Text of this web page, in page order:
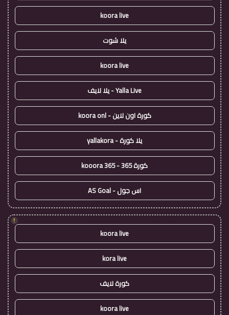
koora live
يلا شوت
koora live
Yalla Live - يلا لايف
كورة اون لاين - koora onl
يلا كورة - yallakora
كورة 365 - kooora 365
اس جول - AS Goal
!
koora live
kora live
كورة لايف
koora live